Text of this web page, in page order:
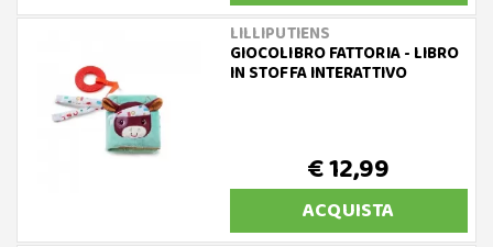
LILLIPUTIENS
GIOCOLIBRO FATTORIA - LIBRO
IN STOFFA INTERATTIVO
€ 12,99
ACQUISTA